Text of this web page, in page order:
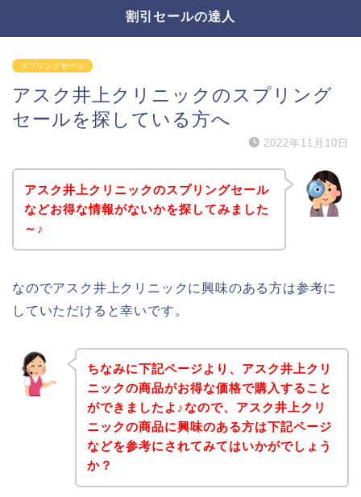
割引セールの達人
スプリングセール
アスク井上クリニックのスプリング
セールを探している方へ
2022年11月10日
アスク井上クリニックのスプリングセール
などお得な情報がないかを探してみました
～♪
なのでアスク井上クリニックに興味のある方は参考に
していただけると幸いです。
ちなみに下記ページより、アスク井上クリ
ニックの商品がお得な価格で購入すること
ができましたよ♪なので、アスク井上クリ
ニックの商品に興味のある方は下記ページ
などを参考にされてみてはいかがでしょう
か？